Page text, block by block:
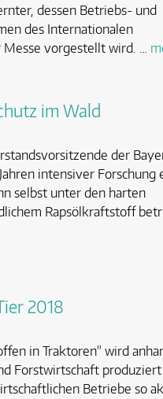
dessen Betriebs- und
des Internationalen
vorgestellt wird. …
im Wald
der
intensiver Forschung
selbst unter den harten
Rapsölkraftstoff
2018
in Traktoren" wird
Forstwirtschaft
Betriebe so